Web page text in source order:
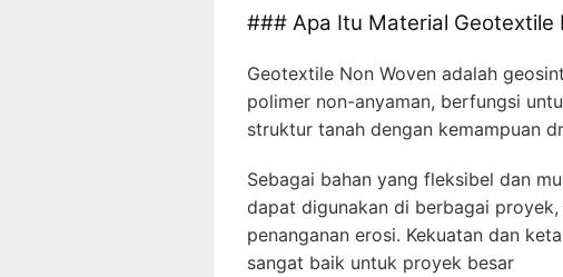
### Apa Itu Material Geotextile
Geotextile Non Woven adalah
polimer non-anyaman, berfungsi
struktur tanah dengan kemampuan
Sebagai bahan yang fleksibel dan
dapat digunakan di berbagai
penanganan erosi. Kekuatan dan
sangat baik untuk proyek besar